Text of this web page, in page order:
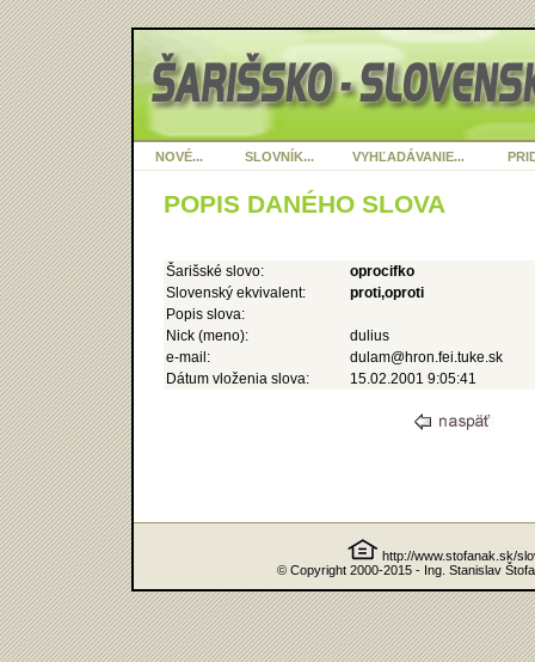
NOVÉ... SLOVNÍK... VYHĽADÁVANIE...
POPIS DANÉHO SLOVA
Šarišské slovo:
oprocifko
Slovenský ekvivalent:
proti,oproti
Popis slova:
Nick (meno):
dulius
e-mail:
dulam@hron.fei.tuke.sk
Dátum vloženia slova:
15.02.2001 9:05:41
http://www.stofanak.sk/
© Copyright 2000-2015 - Ing. Stanislav